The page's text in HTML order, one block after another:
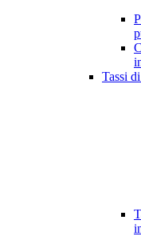
Tassi